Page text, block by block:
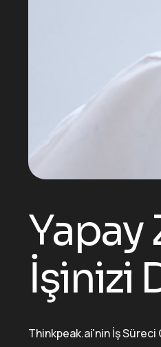
Yapay
İşinizi
Thinkpeak.ai'nin İş